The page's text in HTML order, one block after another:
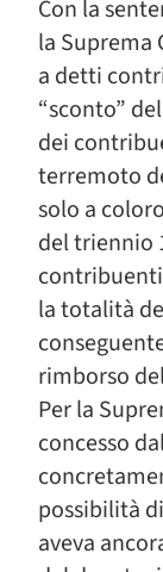
Con la
la Suprema
a detti
“sconto”
dei
terremoto
solo a
del triennio
la totalità
rimborso
Per la
concesso
possibilità
aveva